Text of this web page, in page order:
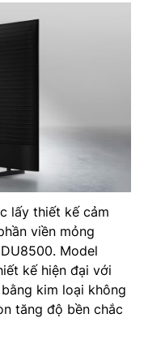
lấy thiết kế cảm
viền mỏng
Model
kế hiện đại với
kim loại không
tăng độ bền chắc